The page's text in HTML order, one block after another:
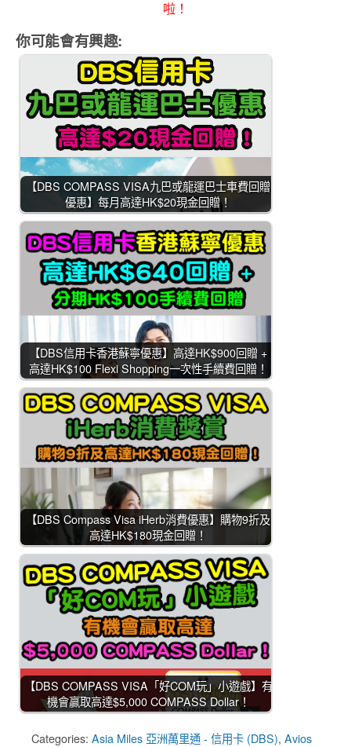
啦！
你可能會有興趣:
【DBS COMPASS VISA九巴或龍運巴士車費回贈
優惠】每月高達HK$20現金回贈！
【DBS信用卡香港蘇寧優惠】高達HK$900回贈 +
高達HK$100 Flexi Shopping一次性手續費回贈！
【DBS Compass Visa iHerb消費優惠】購物9折及
高達HK$180現金回贈！
【DBS COMPASS VISA「好COM玩」小遊戲】有
機會贏取高達$5,000 COMPASS Dollar！
Categories: Asia Miles 亞洲萬里通 - 信用卡 (DBS), Avios